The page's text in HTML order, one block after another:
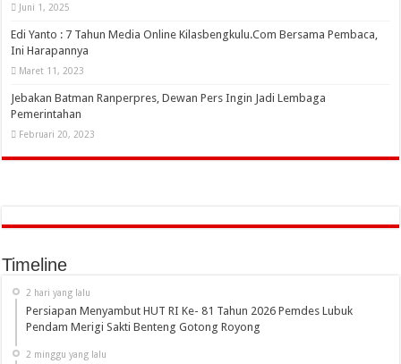
Juni 1, 2025
Edi Yanto : 7 Tahun Media Online Kilasbengkulu.Com Bersama Pembaca,
Ini Harapannya
Maret 11, 2023
Jebakan Batman Ranperpres, Dewan Pers Ingin Jadi Lembaga
Pemerintahan
Februari 20, 2023
Timeline
2 hari yang lalu
Persiapan Menyambut HUT RI Ke- 81 Tahun 2026 Pemdes Lubuk
Pendam Merigi Sakti Benteng Gotong Royong
2 minggu yang lalu